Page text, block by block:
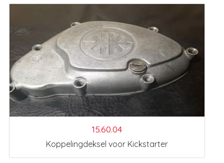
15.60.04
Koppelingdeksel voor Kickstarter